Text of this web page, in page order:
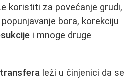
koristiti za povećanje grudi,
bora, korekciju
i mnoge druge
leži u činjenici da se